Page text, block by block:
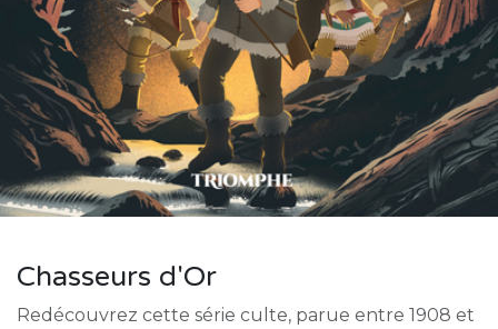
Chasseurs d'Or
Redécouvrez cette série culte, parue entre 1908 et